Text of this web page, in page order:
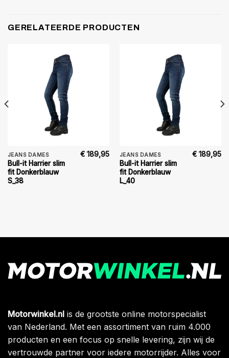
GERELATEERDE PRODUCTEN
JEANS DAMES
Bull-it Harrier slim
fit Donkerblauw
S_38
€ 189,95 JEANS DAMES
Bull-it Harrier slim
fit Donkerblauw
L_40
€ 189,95
Motorwinkel.nl is de grootste online motorspecialist
van Nederland. Met een assortiment van ruim 4.000
producten en een focus op snelle levering, zijn wij de
vertrouwde partner voor iedere motorrijder. Alles voor